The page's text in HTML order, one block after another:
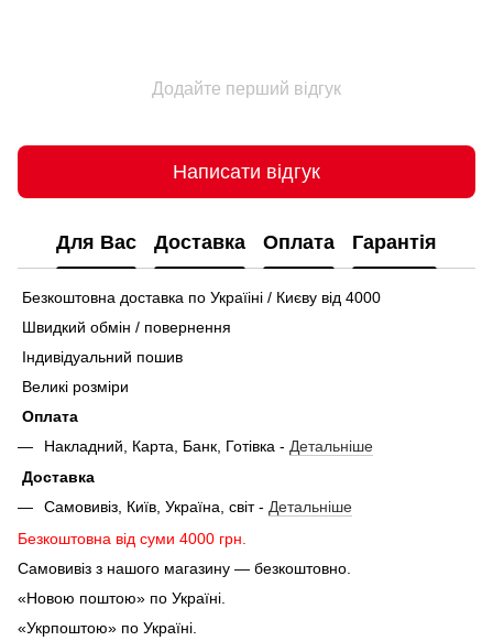
Додайте перший відгук
Написати відгук
Для Вас Доставка Оплата Гарантія
Безкоштовна доставка по Україіні / Києву від 4000
Швидкий обмін / повернення
Індивідуальний пошив
Великі розміри
Оплата
Накладний, Карта, Банк, Готівка - Детальніше
Доставка
Самовивіз, Київ, Україна, світ - Детальніше
Безкоштовна від суми 4000 грн.
Самовивіз з нашого магазину — безкоштовно.
«Новою поштою» по Україні.
«Укрпоштою» по Україні.